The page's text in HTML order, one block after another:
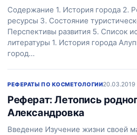
Содержание 1. История города 2.
ресурсы 3. Состояние
Перспективы развития 5. Список
литературы 1. История города
город…
РЕФЕРАТЫ ПО КОСМЕТОЛОГИИ20.03.2019
Реферат: Летопись
Александровка
Введение Изучение жизни своей